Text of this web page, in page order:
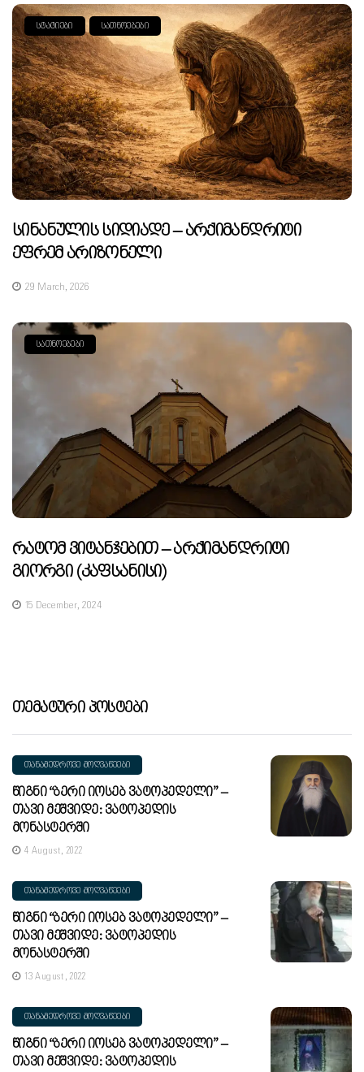
ᲡᲢᲐᲢᲘᲔᲑᲘ ᲡᲐᲗᲜᲝᲔᲑᲔᲑᲘ
Სინანულის Სიდიადე – Არქიმანდრიტი
Ეფრემ Არიზონელი
29 March, 2026
ᲡᲐᲗᲜᲝᲔᲑᲔᲑᲘ
Რატომ Ვიტანჯებით – Არქიმანდრიტი
Გიორგი (კაფსანისი)
15 December, 2024
Თემატური Პოსტები
ᲗᲐᲜᲐᲛᲔᲓᲠᲝᲕᲔ ᲛᲝᲦᲕᲐᲬᲔᲔᲑᲘ
Წიგნი “ბერი Იოსებ Ვატოპედელი” –
Თავი Მეშვიდე: Ვატოპედის
Მონასტერში
4 August, 2022
ᲗᲐᲜᲐᲛᲔᲓᲠᲝᲕᲔ ᲛᲝᲦᲕᲐᲬᲔᲔᲑᲘ
Წიგნი “ბერი Იოსებ Ვატოპედელი” –
Თავი Მეშვიდე: Ვატოპედის
Მონასტერში
13 August, 2022
ᲗᲐᲜᲐᲛᲔᲓᲠᲝᲕᲔ ᲛᲝᲦᲕᲐᲬᲔᲔᲑᲘ
Წიგნი “ბერი Იოსებ Ვატოპედელი” –
Თავი Მეშვიდე: Ვატოპედის